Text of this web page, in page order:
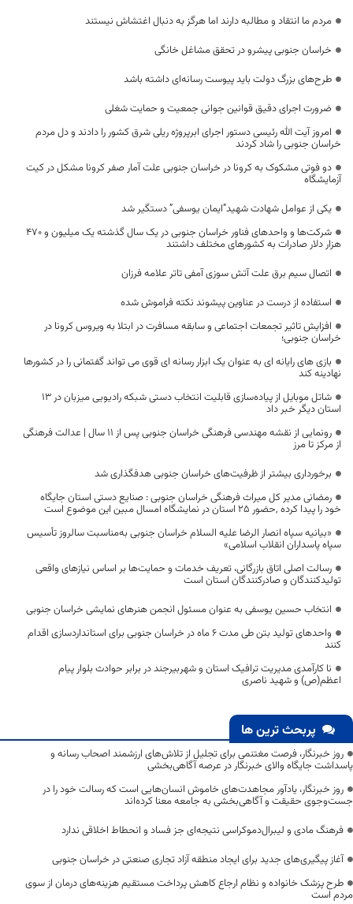
مردم ما انتقاد و مطالبه دارند اما هرگز به دنبال اغتشاش نیستند
خراسان جنوبی پیشرو در تحقق مشاغل خانگی
طرح‌های بزرگ دولت باید پیوست رسانه‌ای داشته باشد
ضرورت اجرای دقیق قوانین جوانی جمعیت و حمایت شغلی
امروز آیت الله رئیسی دستور اجرای ابرپروژه ریلی شرق کشور را دادند و دل مردم
خراسان جنوبی را شاد کردند
دو فوتی مشکوک به کرونا در خراسان جنوبی علت آمار صفر کرونا مشکل در کیت
آزمایشگاه
یکی از عوامل شهادت شهید”ایمان یوسفی” دستگیر شد
شرکت‌ها و واحدهای فناور خراسان جنوبی در یک سال گذشته یک میلیون و ۴۷۰
هزار دلار صادرات به کشورهای مختلف داشتند
اتصال سیم برق علت آتش سوزی آمفی تاتر علامه فرزان
استفاده از درست در عناوین پیشوند نکته فراموش شده
افزایش تاثیر تجمعات اجتماعی و سابقه مسافرت در ابتلا به ویروس کرونا در
خراسان جنوبی؛
بازی های رایانه ای به عنوان یک ابزار رسانه ای قوی می تواند گفتمانی را در کشورها
نهادینه کند
شاتل موبایل از پیاده‌سازی قابلیت انتخاب دستی شبکه رادیویی میزبان در ۱۳
استان دیگر خبر داد
رونمایی از نقشه مهندسی فرهنگی خراسان جنوبی پس از ۱۱ سال | عدالت فرهنگی
از مرکز تا مرز
برخورداری بیشتر از ظرفیت‌های خراسان جنوبی هدفگذاری شد
رمضانی مدیر کل میراث فرهنگی خراسان جنوبی : صنایع دستی استان جایگاه
خود را پیدا کرده ,حضور 25 استان در نمایشگاه امسال مبین این موضوع است
«بیانیه سپاه انصار الرضا علیه السلام خراسان جنوبی به‌مناسبت سالروز تأسیس
سپاه پاسداران انقلاب اسلامی»
رسالت اصلی اتاق بازرگانی، تعریف خدمات و حمایت‌ها بر اساس نیازهای واقعی
تولیدکنندگان و صادرکنندگان استان است
انتخاب حسین یوسفی به عنوان مسئول انجمن هنرهای نمایشی خراسان جنوبی
واحدهای تولید بتن طی مدت ۶ ماه در خراسان جنوبی برای استانداردسازی اقدام
کنند
نا کارآمدی مدیریت ترافیک استان و شهربیرجند در برابر حوادث بلوار پیام
اعظم(ص) و شهید ناصری
پربحث ترین ها
روز خبرنگار، فرصت مغتنمی برای تجلیل از تلاش‌های ارزشمند اصحاب رسانه و
پاسداشت جایگاه والای خبرنگار در عرصه آگاهی‌بخشی
روز خبرنگار، یادآور مجاهدت‌های خاموش انسان‌هایی است که رسالت خود را در
جست‌وجوی حقیقت و آگاهی‌بخشی به جامعه معنا کرده‌اند
فرهنگ مادی و لیبرال‌دموکراسی نتیجه‌ای جز فساد و انحطاط اخلاقی ندارد
آغاز پیگیری‌های جدید برای ایجاد منطقه آزاد تجاری صنعتی در خراسان جنوبی
طرح پزشک خانواده و نظام ارجاع کاهش پرداخت مستقیم هزینه‌های درمان از سوی
مردم است